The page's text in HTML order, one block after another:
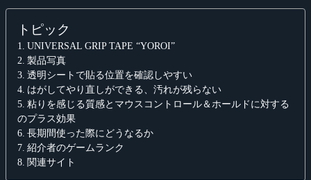
トピック
UNIVERSAL GRIP TAPE “YOROI”
製品写真
透明シートで貼る位置を確認しやすい
はがしてやり直しができる、汚れが残らない
粘りを感じる質感とマウスコントロール＆ホールドに対する
のプラス効果
長期間使った際にどうなるか
紹介者のゲームランク
関連サイト